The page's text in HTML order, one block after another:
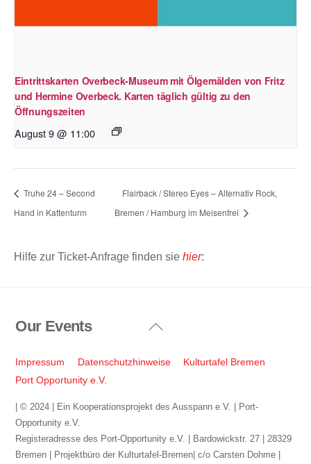
Eintrittskarten Overbeck-Museum mit Ölgemälden von Fritz
und Hermine Overbeck. Karten täglich gültig zu den
Öffnungszeiten
August 9 @ 11:00
Truhe 24 – Second
Hand in Kattenturm
Flairback / Stereo Eyes – Alternativ Rock,
Bremen / Hamburg im Meisenfrei
Hilfe zur Ticket-Anfrage finden sie hier:
Back
Top
Our Events
Impressum Datenschutzhinweise
Kulturtafel Bremen
Port Opportunity e.V.
| © 2024 | Ein Kooperationsprojekt des Ausspann e.V. | Port-
Opportunity e.V.
Registeradresse des Port-Opportunity e.V. | Bardowickstr. 27 | 28329
Bremen | Projektbüro der Kulturtafel-Bremen| c/o Carsten Dohme |